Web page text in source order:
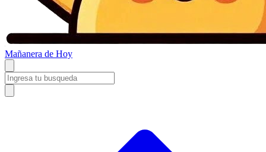
Mañanera de Hoy